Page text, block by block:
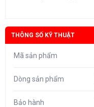
THÔNG SỐ KỸ THUẬT
Mã sản phẩm
Dòng sản phẩm
Bảo hành